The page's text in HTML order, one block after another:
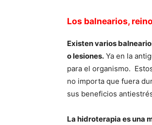
Los balnearios,
Existen varios
o lesiones. Ya en la
para el organismo.
no importa que fuera
sus beneficios
La hidroterapia es una